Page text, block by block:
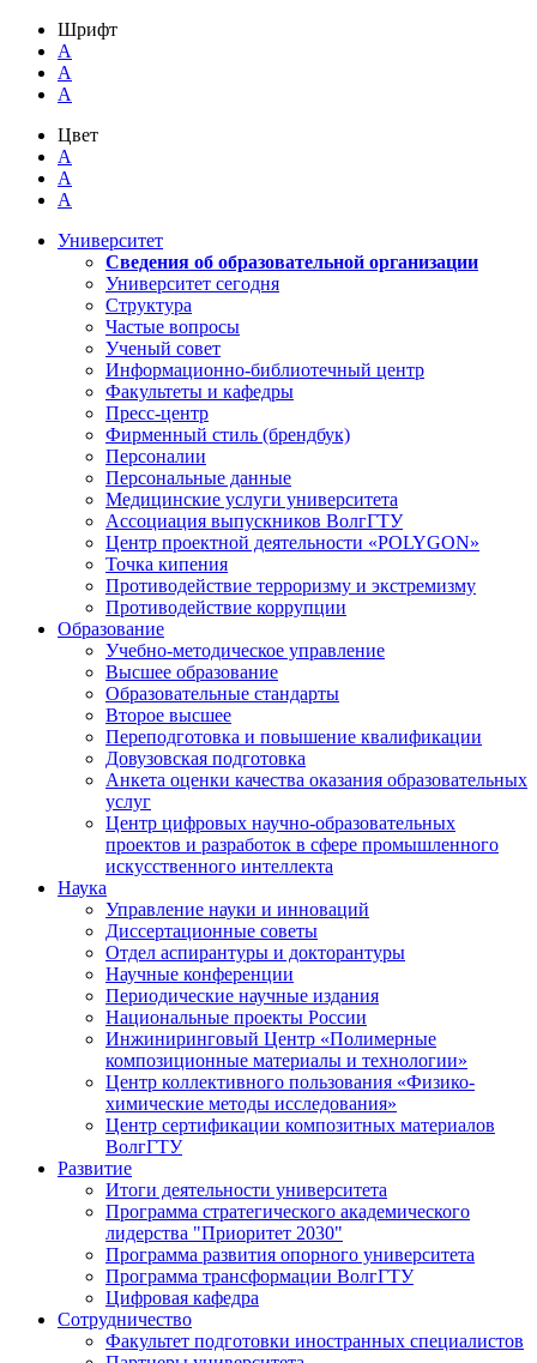
Шрифт
A
A
A
Цвет
A
A
A
Университет
Сведения об образовательной организации
Университет сегодня
Структура
Частые вопросы
Ученый совет
Информационно-библиотечный центр
Факультеты и кафедры
Пресс-центр
Фирменный стиль (брендбук)
Персоналии
Персональные данные
Медицинские услуги университета
Ассоциация выпускников ВолгГТУ
Центр проектной деятельности «POLYGON»
Точка кипения
Противодействие терроризму и экстремизму
Противодействие коррупции
Образование
Учебно-методическое управление
Высшее образование
Образовательные стандарты
Второе высшее
Переподготовка и повышение квалификации
Довузовская подготовка
Анкета оценки качества оказания образовательных
услуг
Центр цифровых научно-образовательных
проектов и разработок в сфере промышленного
искусственного интеллекта
Наука
Управление науки и инноваций
Диссертационные советы
Отдел аспирантуры и докторантуры
Научные конференции
Периодические научные издания
Национальные проекты России
Инжиниринговый Центр «Полимерные
композиционные материалы и технологии»
Центр коллективного пользования «Физико-
химические методы исследования»
Центр сертификации композитных материалов
ВолгГТУ
Развитие
Итоги деятельности университета
Программа стратегического академического
лидерства "Приоритет 2030"
Программа развития опорного университета
Программа трансформации ВолгГТУ
Цифровая кафедра
Сотрудничество
Факультет подготовки иностранных специалистов